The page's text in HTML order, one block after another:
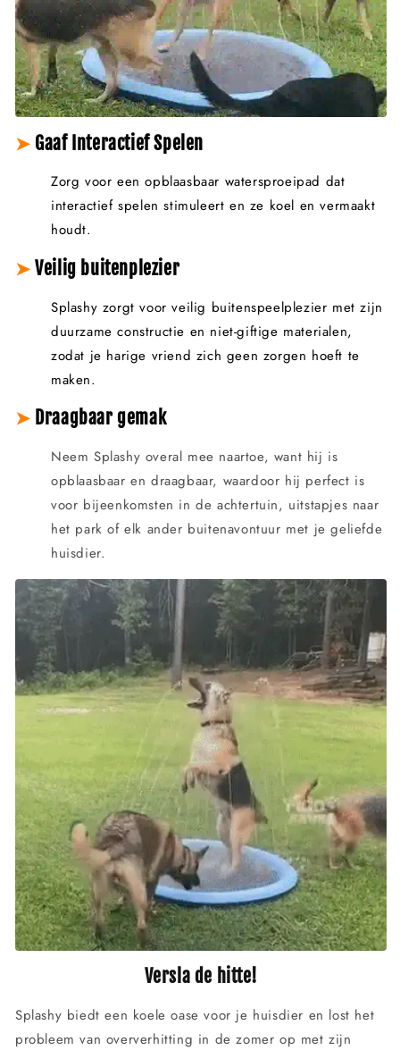
➤ Gaaf Interactief Spelen
Zorg voor een opblaasbaar watersproeipad dat
interactief spelen stimuleert en ze koel en vermaakt
houdt.
➤ Veilig buitenplezier
Splashy zorgt voor veilig buitenspeelplezier met zijn
duurzame constructie en niet-giftige materialen,
zodat je harige vriend zich geen zorgen hoeft te
maken.
➤ Draagbaar gemak
Neem Splashy overal mee naartoe, want hij is
opblaasbaar en draagbaar, waardoor hij perfect is
voor bijeenkomsten in de achtertuin, uitstapjes naar
het park of elk ander buitenavontuur met je geliefde
huisdier.
Versla de hitte!
Splashy biedt een koele oase voor je huisdier en lost het
probleem van oververhitting in de zomer op met zijn